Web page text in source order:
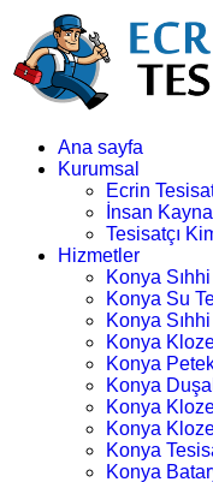
Ana sayfa
Kurumsal
Ecrin
İnsan
Tesisatçı
Hizmetler
Konya
Konya Su
Konya
Konya
Konya
Konya
Konya
Konya
Konya
Konya